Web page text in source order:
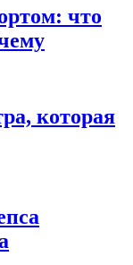
что
которая